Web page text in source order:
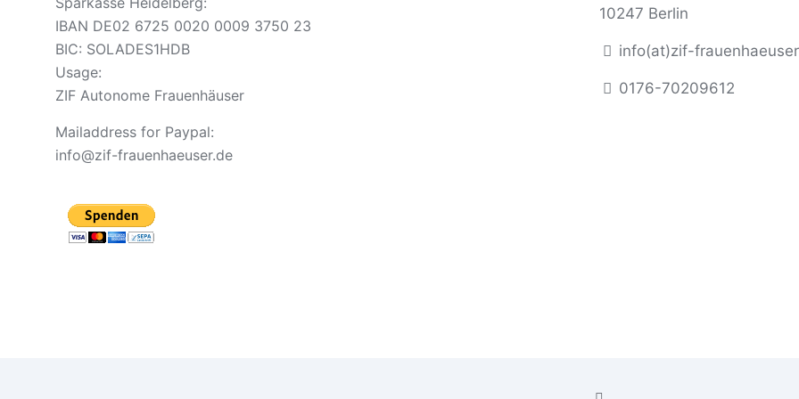
IBAN DE02 6725 0020 0009 3750 23
BIC: SOLADES1HDB
Usage:
ZIF Autonome Frauenhäuser
Mailaddress for Paypal:
info@zif-frauenhaeuser.de
10247 Berlin
info(at)zif-
0176-70209612